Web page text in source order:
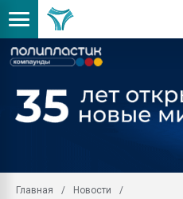
Главная
Новости